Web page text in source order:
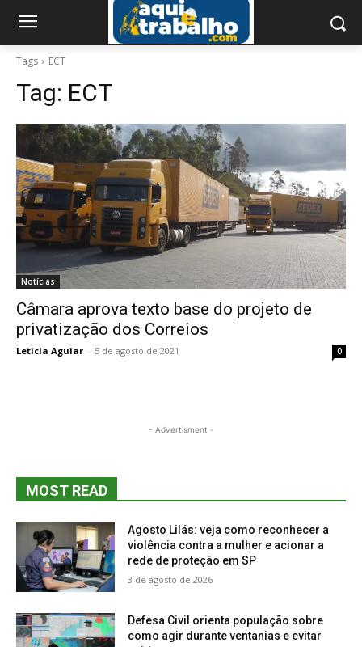
Tags ECT
Tag: ECT
Notícias
Câmara aprova texto base do projeto de
privatização dos Correios
Leticia Aguiar - 5 de agosto de 2021 0
- Advertisment -
MOST READ
Agosto Lilás: veja como reconhecer a
violência contra a mulher e acionar a
rede de proteção em SP
3 de agosto de 2026
Defesa Civil orienta população sobre
como agir durante ventanias e evitar